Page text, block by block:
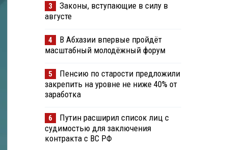
3
Законы, вступающие в силу в
августе
4
В Абхазии впервые пройдёт
масштабный молодёжный форум
5
Пенсию по старости предложили
закрепить на уровне не ниже 40% от
заработка
6
Путин расширил список лиц с
судимостью для заключения
контракта с ВС РФ